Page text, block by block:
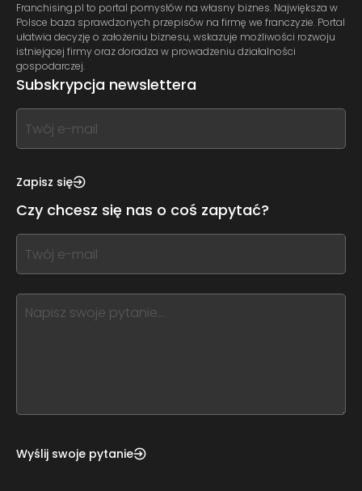
Franchising.pl to portal pomysłów na własny biznes. Największa w
Polsce baza sprawdzonych przepisów na firmę we franczyzie. Portal
ułatwia decyzję o założeniu biznesu, wskazuje możliwości rozwoju
istniejącej firmy oraz doradza w prowadzeniu działalności
gospodarczej.
Subskrypcja newslettera
If
you
this,
this
form
field
blank
Zapisz się
Czy chcesz się nas o coś zapytać?
If
you
this,
leave
Wyślij swoje pytanie